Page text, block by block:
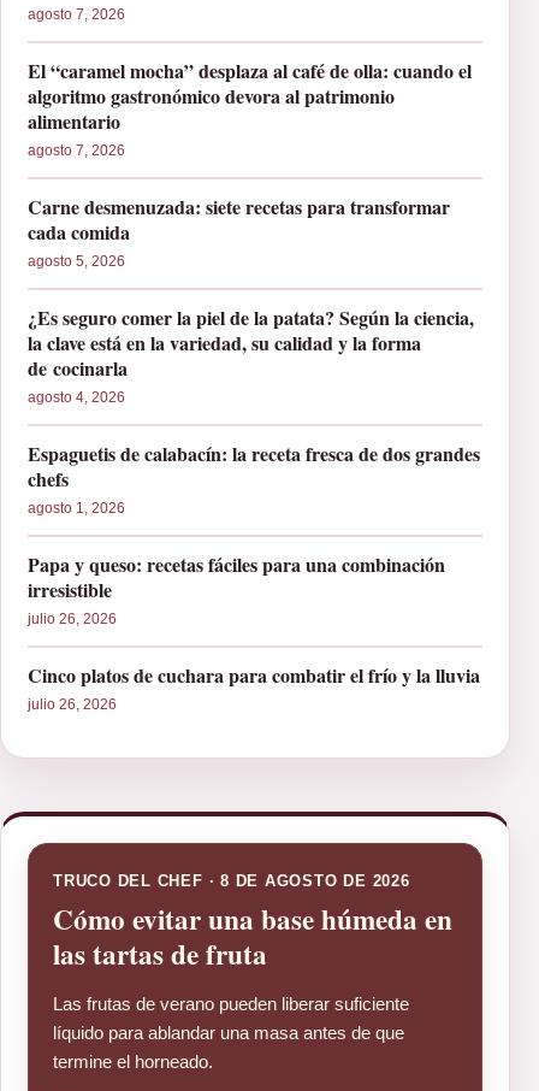
agosto 7, 2026
El “caramel mocha” desplaza al café de olla: cuando el
algoritmo gastronómico devora al patrimonio
alimentario
agosto 7, 2026
Carne desmenuzada: siete recetas para transformar
cada comida
agosto 5, 2026
¿Es seguro comer la piel de la patata? Según la ciencia,
la clave está en la variedad, su calidad y la forma
de cocinarla
agosto 4, 2026
Espaguetis de calabacín: la receta fresca de dos grandes
chefs
agosto 1, 2026
Papa y queso: recetas fáciles para una combinación
irresistible
julio 26, 2026
Cinco platos de cuchara para combatir el frío y la lluvia
julio 26, 2026
TRUCO DEL CHEF · 8 DE AGOSTO DE 2026
Cómo evitar una base húmeda en
las tartas de fruta
Las frutas de verano pueden liberar suficiente
líquido para ablandar una masa antes de que
termine el horneado.